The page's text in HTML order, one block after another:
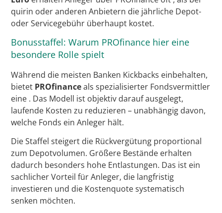
quirin oder anderen Anbietern die jährliche Depot-
oder Servicegebühr überhaupt kostet.
Bonusstaffel: Warum PROfinance hier eine
besondere Rolle spielt
Während die meisten Banken Kickbacks einbehalten,
bietet PROfinanceals spezialisierter Fondsvermittler
eine . Das Modell ist objektiv darauf ausgelegt,
laufende Kosten zu reduzieren – unabhängig davon,
welche Fonds ein Anleger hält.
Die Staffel steigert die Rückvergütung proportional
zum Depotvolumen. Größere Bestände erhalten
dadurch besonders hohe Entlastungen. Das ist ein
sachlicher Vorteil für Anleger, die langfristig
investieren und die Kostenquote systematisch
senken möchten.